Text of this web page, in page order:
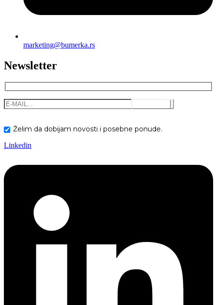
marketing@bumerka.rs
Newsletter
Želim da dobijam novosti i posebne ponude.
Linkedin